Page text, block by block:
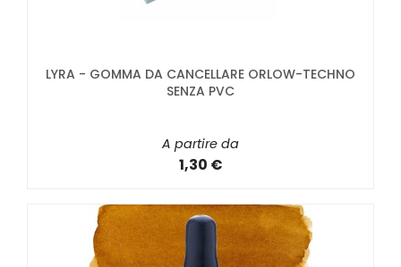
LYRA - GOMMA DA CANCELLARE ORLOW-TECHNO
SENZA PVC
A partire da
1,30 €